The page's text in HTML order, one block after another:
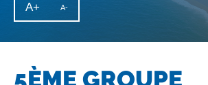
A+ Augmenter
la
du
A-
taille
5ÈME GROUPE